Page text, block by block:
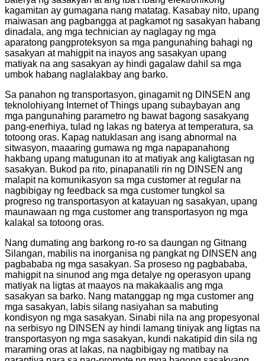
kagamitan ay gumagana nang matatag. Kasabay nito, upang
maiwasan ang pagbangga at pagkamot ng sasakyan habang
dinadala, ang mga technician ay naglagay ng mga
aparatong pangproteksyon sa mga pangunahing bahagi ng
sasakyan at mahigpit na inayos ang sasakyan upang
matiyak na ang sasakyan ay hindi gagalaw dahil sa mga
umbok habang naglalakbay ang barko.
Sa panahon ng transportasyon, ginagamit ng DINSEN ang
teknolohiyang Internet of Things upang subaybayan ang
mga pangunahing parametro ng bawat bagong sasakyang
pang-enerhiya, tulad ng lakas ng baterya at temperatura, sa
totoong oras. Kapag natuklasan ang isang abnormal na
sitwasyon, maaaring gumawa ng mga napapanahong
hakbang upang matugunan ito at matiyak ang kaligtasan ng
sasakyan. Bukod pa rito, pinapanatili rin ng DINSEN ang
malapit na komunikasyon sa mga customer at regular na
nagbibigay ng feedback sa mga customer tungkol sa
progreso ng transportasyon at katayuan ng sasakyan, upang
maunawaan ng mga customer ang transportasyon ng mga
kalakal sa totoong oras.
Nang dumating ang barkong ro-ro sa daungan ng Gitnang
Silangan, mabilis na inorganisa ng pangkat ng DINSEN ang
pagbababa ng mga sasakyan. Sa proseso ng pagbababa,
mahigpit na sinunod ang mga detalye ng operasyon upang
matiyak na ligtas at maayos na makakaalis ang mga
sasakyan sa barko. Nang matanggap ng mga customer ang
mga sasakyan, labis silang nasiyahan sa mabuting
kondisyon ng mga sasakyan. Sinabi nila na ang propesyonal
na serbisyo ng DINSEN ay hindi lamang tiniyak ang ligtas na
transportasyon ng mga sasakyan, kundi nakatipid din sila ng
maraming oras at lakas, na nagbibigay ng matibay na